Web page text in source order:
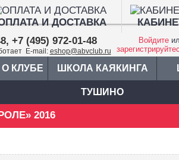
И ДОСТАВКА
+7 (495) 972-01-48
E-mail: eshop@abvclub.ru
Войдите
О КЛУБЕ ШКОЛА КАЯКИНГА
ТУШИНО
2016